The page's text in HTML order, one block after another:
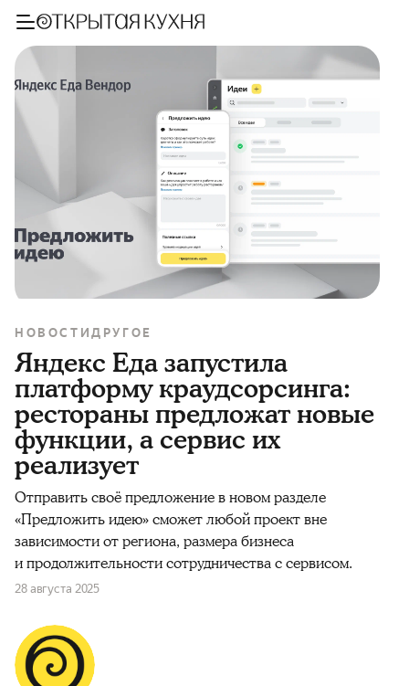
НОВОСТИДРУГОЕ
Яндекс Еда запустила
платформу краудсорсинга:
рестораны предложат новые
функции, а сервис их
реализует
Отправить своё предложение в новом разделе
«Предложить идею» сможет любой проект вне
зависимости от региона, размера бизнеса
и продолжительности сотрудничества с сервисом.
28 августа 2025